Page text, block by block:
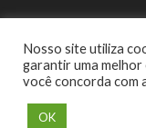
Nosso site utiliza
garantir uma
você concorda com
OK